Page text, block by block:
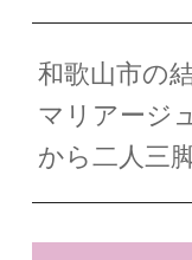
和歌山市の
マリアージ
から二人三